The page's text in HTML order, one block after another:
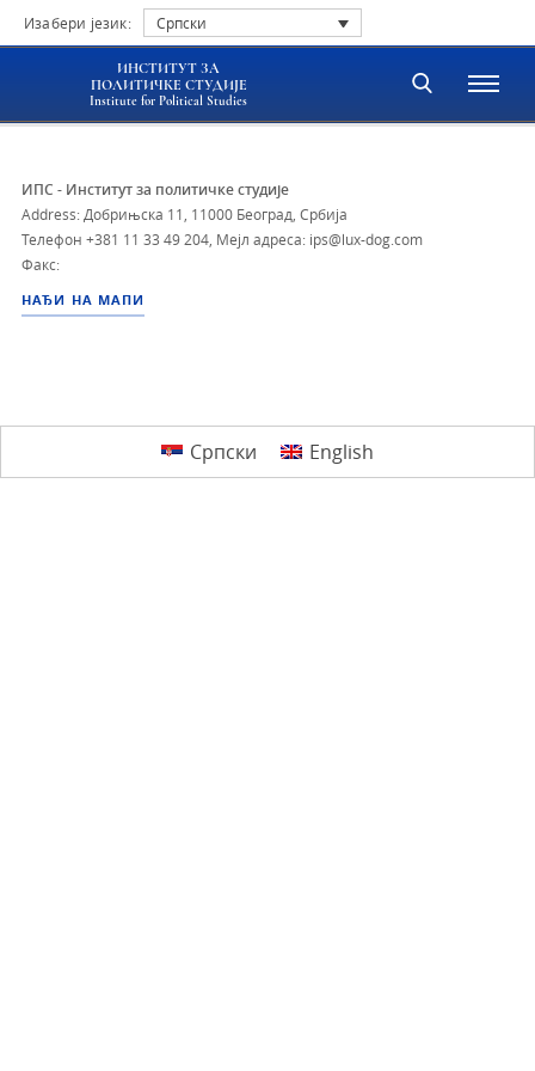
Изабери језик: Српски
ИНСТИТУТ ЗА
ПОЛИТИЧКЕ СТУДИЈЕ
Institute for Political Studies
ИПС - Институт за политичке студије
Address: Добрињска 11, 11000 Београд, Србија
Телефон +381 11 33 49 204 Мејл адреса: ips@lux-dog.com
Факс:
НАЂИ НА МАПИ
Српски English